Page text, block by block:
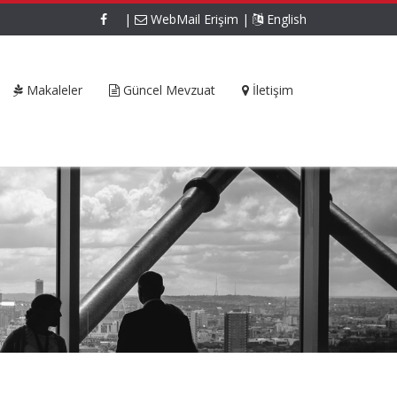
| WebMail Erişim | English
Makaleler Güncel Mevzuat İletişim